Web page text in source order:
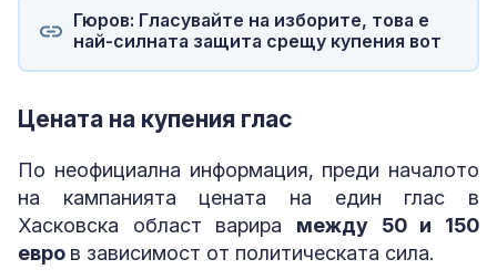
Гюров: Гласувайте на изборите, това е
най-силната защита срещу купения вот
Цената на купения глас
По неофициална информация, преди началото
на кампанията цената на един глас в
Хасковска област варира между 50 и 150
евро в зависимост от политическата сила.